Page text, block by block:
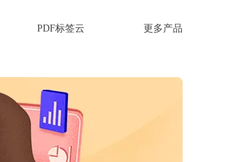
PDF标签云 更多产品